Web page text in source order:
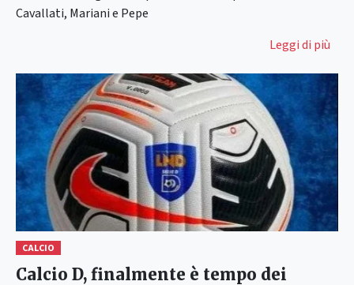
Cavallati, Mariani e Pepe
Leggi di più
CALCIO
Calcio D, finalmente è tempo dei